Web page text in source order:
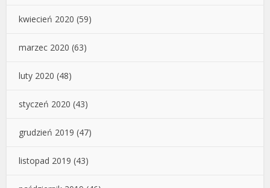
kwiecień 2020 (59)
marzec 2020 (63)
luty 2020 (48)
styczeń 2020 (43)
grudzień 2019 (47)
listopad 2019 (43)